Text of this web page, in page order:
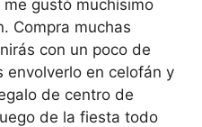
gustó muchísimo
Compra muchas
con un poco de
envolverlo en celofán y
de centro de
de la fiesta todo